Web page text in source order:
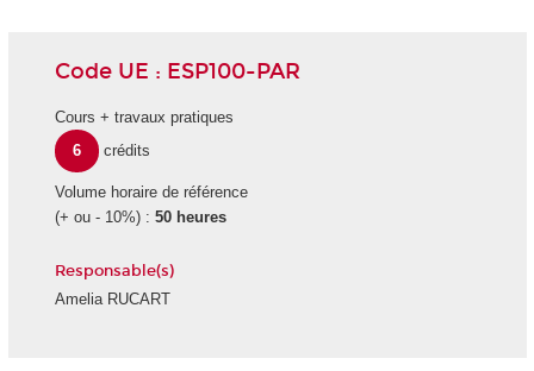
Code UE : ESP100-PAR
Cours + travaux pratiques
6
crédits
Volume horaire de référence
(+ ou - 10%) : 50 heures
Responsable(s)
Amelia RUCART